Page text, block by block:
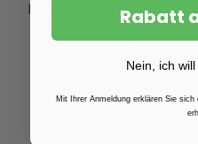
Produkte
Fotoabzüge
Foto auf Plexiglas
Rabatt
Nein, ich
Mit Ihrer Anmeldung erklären Sie